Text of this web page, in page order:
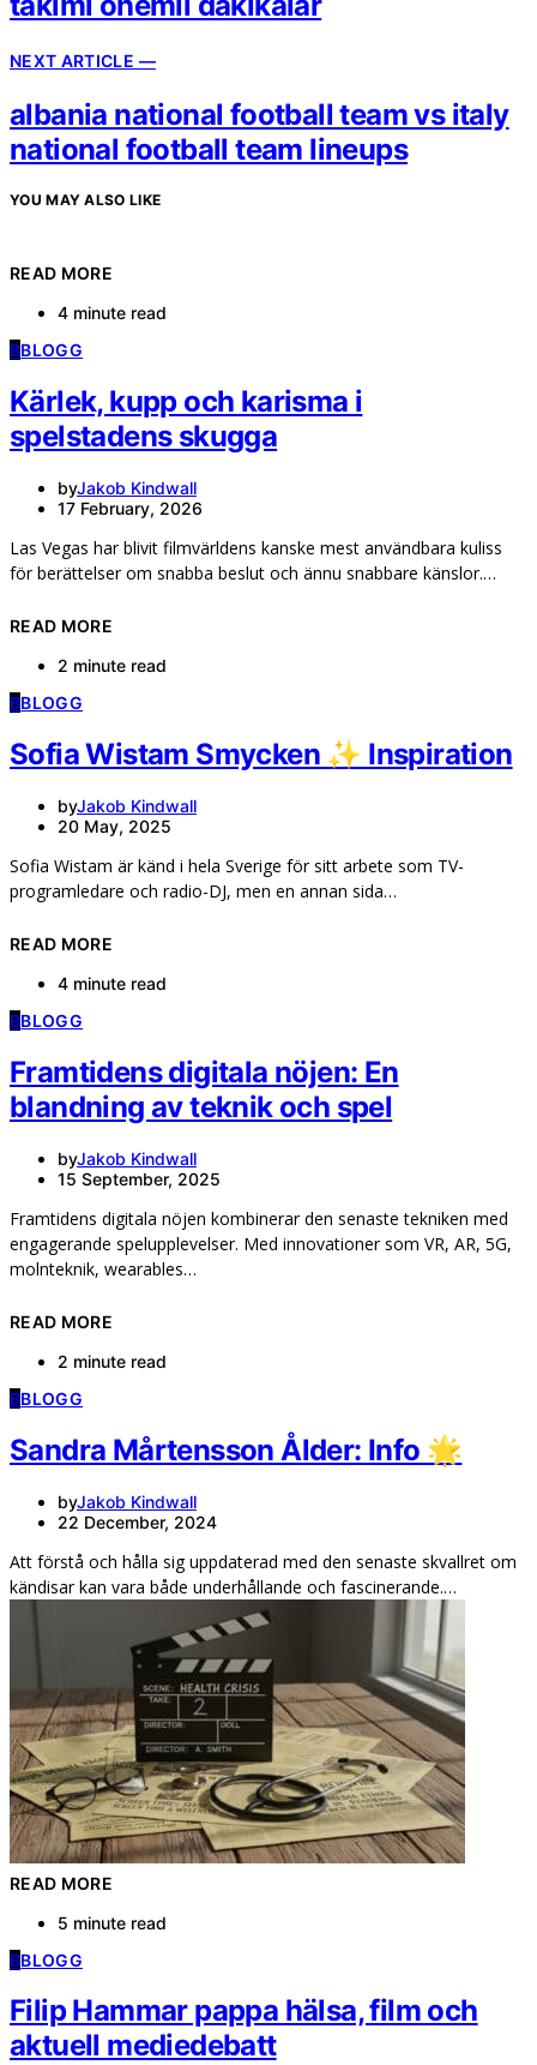
NEXT ARTICLE —
albania national football team vs italy
national football team lineups
YOU MAY ALSO LIKE
READ MORE
4 minute read
BBLOGG
Kärlek, kupp och karisma i
spelstadens skugga
byJakob Kindwall
17 February, 2026
Las Vegas har blivit filmvärldens kanske mest användbara kuliss
för berättelser om snabba beslut och ännu snabbare känslor.…
READ MORE
2 minute read
BBLOGG
Sofia Wistam Smycken ✨ Inspiration
byJakob Kindwall
20 May, 2025
Sofia Wistam är känd i hela Sverige för sitt arbete som TV-
programledare och radio-DJ, men en annan sida…
READ MORE
4 minute read
BBLOGG
Framtidens digitala nöjen: En
blandning av teknik och spel
byJakob Kindwall
15 September, 2025
Framtidens digitala nöjen kombinerar den senaste tekniken med
engagerande spelupplevelser. Med innovationer som VR, AR, 5G,
molnteknik, wearables…
READ MORE
2 minute read
BBLOGG
Sandra Mårtensson Ålder: Info 🌟
byJakob Kindwall
22 December, 2024
Att förstå och hålla sig uppdaterad med den senaste skvallret om
kändisar kan vara både underhållande och fascinerande.…
READ MORE
5 minute read
BBLOGG
Filip Hammar pappa hälsa, film och
aktuell mediedebatt